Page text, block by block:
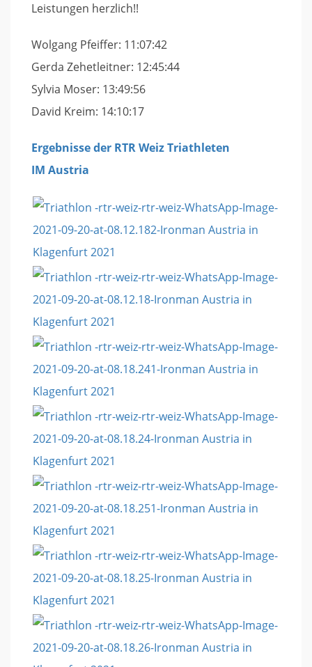
Leistungen herzlich!!
Wolgang Pfeiffer: 11:07:42
Gerda Zehetleitner: 12:45:44
Sylvia Moser: 13:49:56
David Kreim: 14:10:17
Ergebnisse der RTR Weiz Triathleten
IM Austria